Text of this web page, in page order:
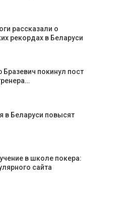
рассказали о
рекордах в Беларуси
Бразевич покинул пост
в Беларуси повысят
в школе покера:
сайта